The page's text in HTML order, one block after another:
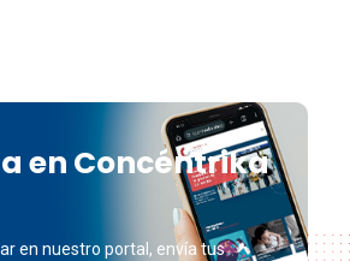
en Concéntrika
en nuestro portal, envía tus